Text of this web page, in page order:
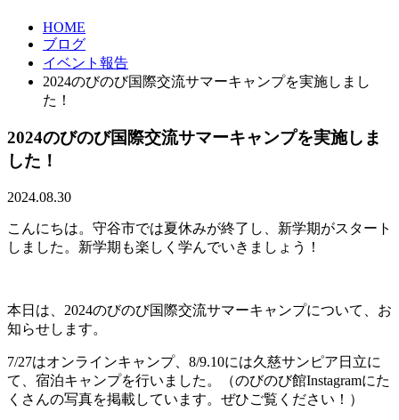
HOME
ブログ
イベント報告
2024のびのび国際交流サマーキャンプを実施しまし
た！
2024のびのび国際交流サマーキャンプを実施しま
した！
2024.08.30
こんにちは。守谷市では夏休みが終了し、新学期がスタート
しました。新学期も楽しく学んでいきましょう！
本日は、2024のびのび国際交流サマーキャンプについて、お
知らせします。
7/27はオンラインキャンプ、8/9.10には久慈サンピア日立に
て、宿泊キャンプを行いました。（のびのび館Instagramにた
くさんの写真を掲載しています。ぜひご覧ください！）